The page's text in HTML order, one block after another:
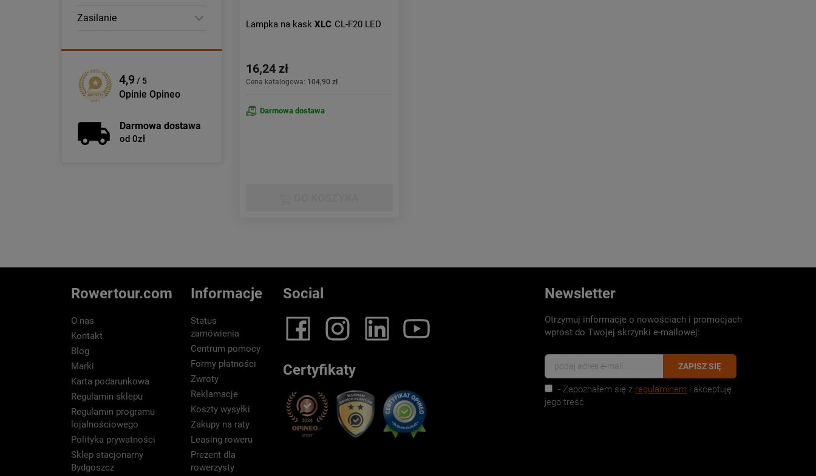
Zasilanie
4,9 / 5
Opinie Opineo
Darmowa dostawa
od 0zł
Lampka na kask XLC CL-F20 LED
16,24 zł
Cena katalogowa: 104,90 zł
Darmowa dostawa
Rowertour.com
O nas
Kontakt
Blog
Marki
Karta podarunkowa
Regulamin sklepu
Regulamin programu
lojalnościowego
Polityka prywatności
Sklep stacjonarny
Bydgoszcz
Informacje
Status
zamówienia
Centrum pomocy
Formy płatności
Zwroty
Reklamacje
Koszty wysyłki
Zakupy na raty
Leasing roweru
Prezent dla
rowerzysty
Social
Certyfikaty
Newsletter
Otrzymuj informacje o nowościach i promocjach
wprost do Twojej skrzynki e-mailowej:
ZAPISZ SIĘ
- Zapoznałem się z regulaminem i akceptuję
jego treść